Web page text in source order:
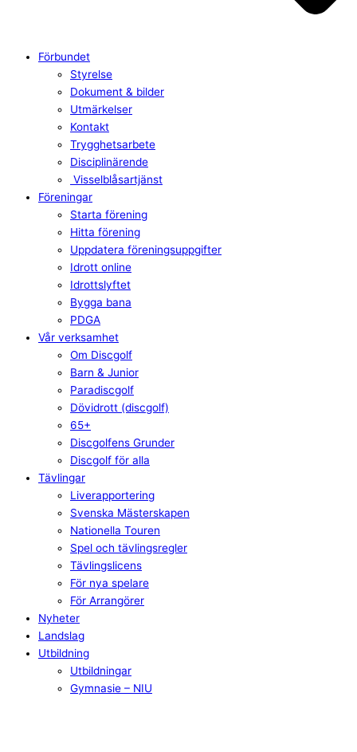
Förbundet
Styrelse
Dokument & bilder
Utmärkelser
Kontakt
Trygghetsarbete
Disciplinärende
Visselblåsartjänst
Föreningar
Starta förening
Hitta förening
Uppdatera föreningsuppgifter
Idrott online
Idrottslyftet
Bygga bana
PDGA
Vår verksamhet
Om Discgolf
Barn & Junior
Paradiscgolf
Dövidrott (discgolf)
65+
Discgolfens Grunder
Discgolf för alla
Tävlingar
Liverapportering
Svenska Mästerskapen
Nationella Touren
Spel och tävlingsregler
Tävlingslicens
För nya spelare
För Arrangörer
Nyheter
Landslag
Utbildning
Utbildningar
Gymnasie – NIU